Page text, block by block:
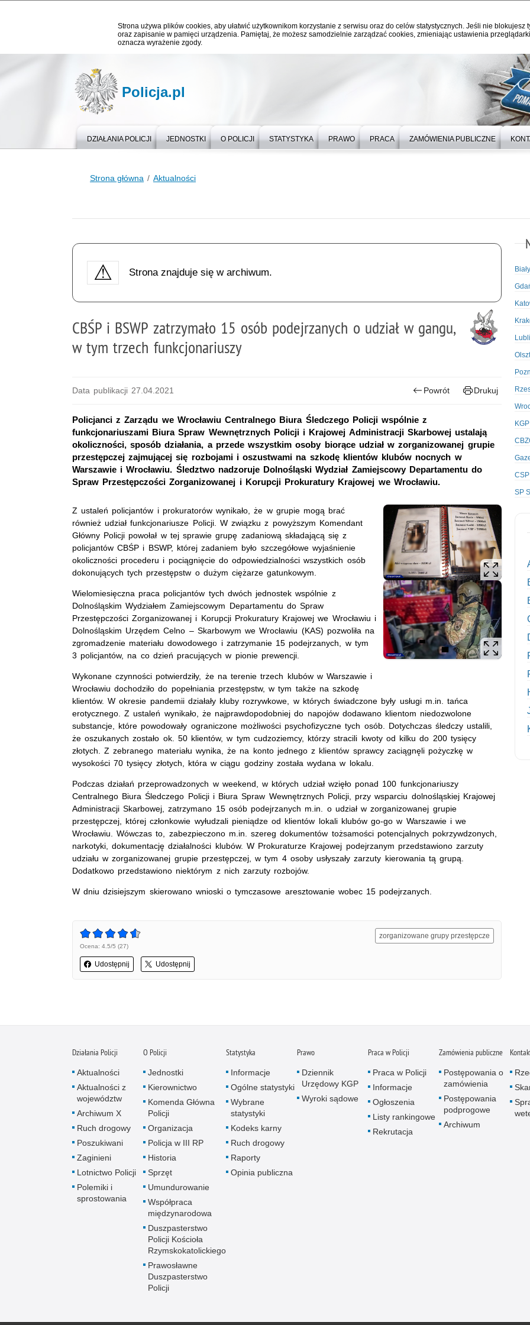
Strona używa plików cookies, aby ułatwić użytkownikom korzystanie z serwisu oraz do celów statystycznych. Jeśli nie blokujesz
oraz zapisanie w pamięci urządzenia. Pamiętaj, że możesz samodzielnie zarządzać cookies, zmieniając ustawienia
oznacza wyrażenie zgody.
Policja.pl
DZIAŁANIA POLICJI JEDNOSTKI O POLICJI STATYSTYKA PRAWO PRACA ZAMÓWIENIA PUBLICZNE
Strona główna Aktualności
Strona znajduje się w archiwum.
CBŚP i BSWP zatrzymało 15 osób podejrzanych o udział w gangu,
w tym trzech funkcjonariuszy
Data publikacji 27.04.2021 Powrót Drukuj
Policjanci z Zarządu we Wrocławiu Centralnego Biura Śledczego Policji wspólnie z
funkcjonariuszami Biura Spraw Wewnętrznych Policji i Krajowej Administracji Skarbowej ustalają
okoliczności, sposób działania, a przede wszystkim osoby biorące udział w zorganizowanej grupie
przestępczej zajmującej się rozbojami i oszustwami na szkodę klientów klubów nocnych w
Warszawie i Wrocławiu. Śledztwo nadzoruje Dolnośląski Wydział Zamiejscowy Departamentu do
Spraw Przestępczości Zorganizowanej i Korupcji Prokuratury Krajowej we Wrocławiu.
Z ustaleń policjantów i prokuratorów wynikało, że w grupie mogą brać
również udział funkcjonariusze Policji. W związku z powyższym Komendant
Główny Policji powołał w tej sprawie grupę zadaniową składającą się z
policjantów CBŚP i BSWP, której zadaniem było szczegółowe wyjaśnienie
okoliczności procederu i pociągnięcie do odpowiedzialności wszystkich osób
dokonujących tych przestępstw o dużym ciężarze gatunkowym.
Wielomiesięczna praca policjantów tych dwóch jednostek wspólnie z
Dolnośląskim Wydziałem Zamiejscowym Departamentu do Spraw
Przestępczości Zorganizowanej i Korupcji Prokuratury Krajowej we Wrocławiu i
Dolnośląskim Urzędem Celno – Skarbowym we Wrocławiu (KAS) pozwoliła na
zgromadzenie materiału dowodowego i zatrzymanie 15 podejrzanych, w tym
3 policjantów, na co dzień pracujących w pionie prewencji.
Wykonane czynności potwierdziły, że na terenie trzech klubów w Warszawie i
Wrocławiu dochodziło do popełniania przestępstw, w tym także na szkodę
klientów. W okresie pandemii działały kluby rozrywkowe, w których świadczone były usługi m.in. tańca
erotycznego. Z ustaleń wynikało, że najprawdopodobniej do napojów dodawano klientom niedozwolone
substancje, które powodowały ograniczone możliwości psychofizyczne tych osób. Dotychczas śledczy ustalili,
że oszukanych zostało ok. 50 klientów, w tym cudzoziemcy, którzy stracili kwoty od kilku do 200 tysięcy
złotych. Z zebranego materiału wynika, że na konto jednego z klientów sprawcy zaciągnęli pożyczkę w
wysokości 70 tysięcy złotych, która w ciągu godziny została wydana w lokalu.
Podczas działań przeprowadzonych w weekend, w których udział wzięło ponad 100 funkcjonariuszy
Centralnego Biura Śledczego Policji i Biura Spraw Wewnętrznych Policji, przy wsparciu dolnośląskiej Krajowej
Administracji Skarbowej, zatrzymano 15 osób podejrzanych m.in. o udział w zorganizowanej grupie
przestępczej, której członkowie wyłudzali pieniądze od klientów lokali klubów go-go w Warszawie i we
Wrocławiu. Wówczas to, zabezpieczono m.in. szereg dokumentów tożsamości potencjalnych pokrzywdzonych,
narkotyki, dokumentację działalności klubów. W Prokuraturze Krajowej podejrzanym przedstawiono zarzuty
udziału w zorganizowanej grupie przestępczej, w tym 4 osoby usłyszały zarzuty kierowania tą grupą.
Dodatkowo przedstawiono niektórym z nich zarzuty rozbojów.
W dniu dzisiejszym skierowano wnioski o tymczasowe aresztowanie wobec 15 podejrzanych.
Ocena: 4.5/5 (27)
Udostępnij Udostępnij
zorganizowane grupy przestępcze
KGP
SP
Działania Policji
Aktualności
Aktualności z
województw
Archiwum X
Ruch drogowy
Poszukiwani
Zaginieni
Lotnictwo Policji
Polemiki i
sprostowania
O Policji
Jednostki
Kierownictwo
Komenda Główna
Policji
Organizacja
Policja w III RP
Historia
Sprzęt
Umundurowanie
Współpraca
międzynarodowa
Duszpasterstwo
Policji Kościoła
Rzymskokatolickiego
Prawosławne
Duszpasterstwo
Policji
Statystyka
Informacje
Ogólne statystyki
Wybrane
statystyki
Kodeks karny
Ruch drogowy
Raporty
Opinia publiczna
Prawo
Dziennik
Urzędowy KGP
Wyroki sądowe
Praca w Policji
Praca w Policji
Informacje
Ogłoszenia
Listy rankingowe
Rekrutacja
Zamówienia publiczne
Postępowania o
zamówienia
Postępowania
podprogowe
Archiwum